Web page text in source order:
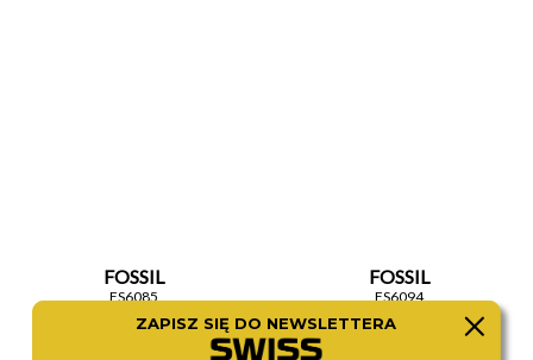
FOSSIL
FS6085
690,-
FOSSIL
FS6094
590,-
ZAPISZ SIĘ DO NEWSLETTERA